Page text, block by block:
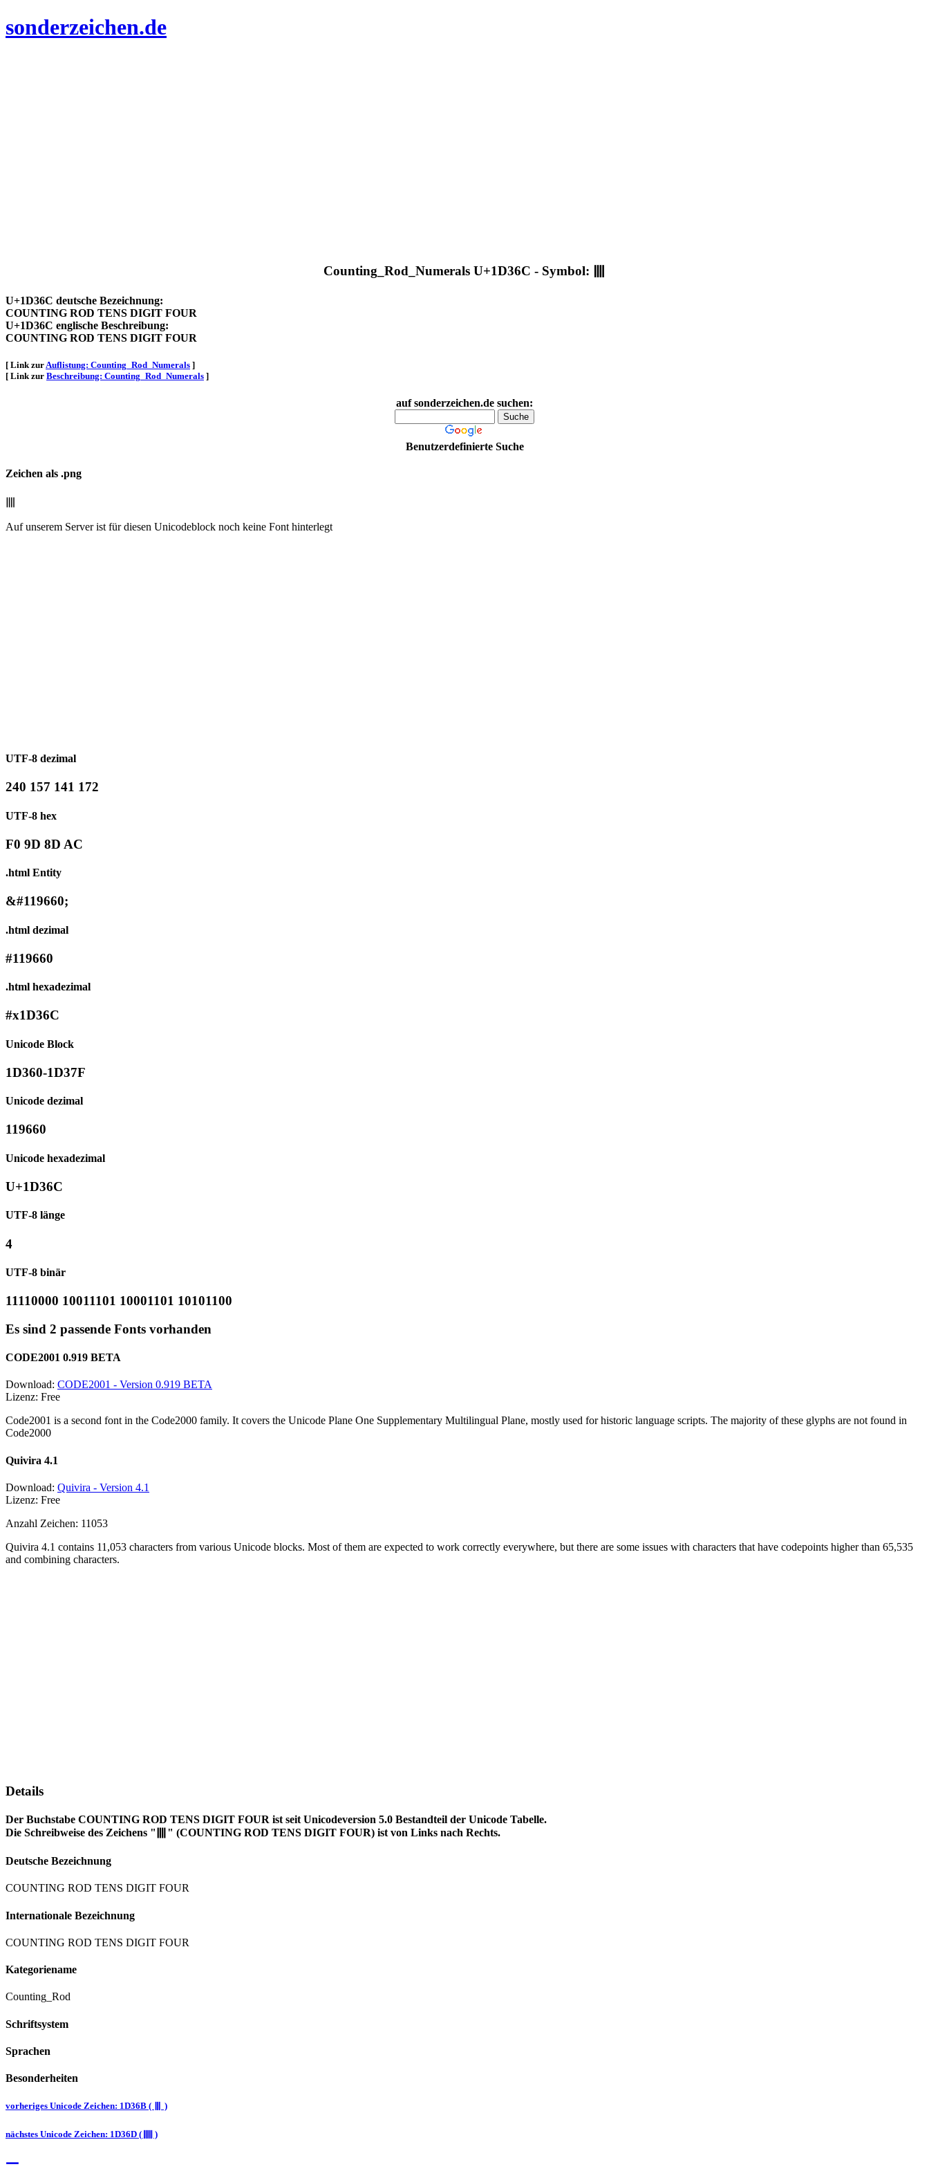
sonderzeichen.de
Counting_Rod_Numerals U+1D36C - Symbol: 𝍬
U+1D36C deutsche Bezeichnung:
COUNTING ROD TENS DIGIT FOUR
U+1D36C englische Beschreibung:
COUNTING ROD TENS DIGIT FOUR
[ Link zurAuflistung: Counting_Rod_Numerals ]
[ Link zur Beschreibung: Counting_Rod_Numerals ]
auf sonderzeichen.de suchen:
Benutzerdefinierte Suche
Zeichen als .png
𝍬
Auf unserem Server ist für diesen Unicodeblock noch keine Font hinterlegt
UTF-8 dezimal
240 157 141 172
UTF-8 hex
F0 9D 8D AC
.html Entity
&#119660;
.html dezimal
#119660
.html hexadezimal
#x1D36C
Unicode Block
1D360-1D37F
Unicode dezimal
119660
Unicode hexadezimal
U+1D36C
UTF-8 länge
4
UTF-8 binär
11110000 10011101 10001101 10101100
Es sind 2 passende Fonts vorhanden
CODE2001 0.919 BETA
Download: CODE2001 - Version 0.919 BETA
Lizenz: Free
Code2001 is a second font in the Code2000 family. It covers the Unicode Plane One Supplementary Multilingual Plane, mostly used for historic language scripts. The majority of these glyphs are not found in
Code2000
Quivira 4.1
Download: Quivira - Version 4.1
Lizenz: Free
Anzahl Zeichen: 11053
Quivira 4.1 contains 11,053 characters from various Unicode blocks. Most of them are expected to work correctly everywhere, but there are some issues with characters that have codepoints higher than 65,535
and combining characters.
Details
Der Buchstabe COUNTING ROD TENS DIGIT FOUR ist seit Unicodeversion 5.0 Bestandteil der Unicode Tabelle.
Die Schreibweise des Zeichens "𝍬" (COUNTING ROD TENS DIGIT FOUR) ist von Links nach Rechts.
Deutsche Bezeichnung
COUNTING ROD TENS DIGIT FOUR
Internationale Bezeichnung
COUNTING ROD TENS DIGIT FOUR
Kategoriename
Counting_Rod
Schriftsystem
Sprachen
Besonderheiten
vorheriges Unicode Zeichen: 1D36B ( 𝍫 )
nächstes Unicode Zeichen: 1D36D ( 𝍭 )
𝍠